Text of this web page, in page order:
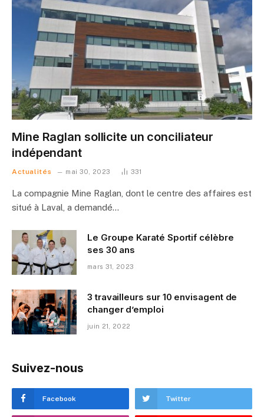
Mine Raglan sollicite un conciliateur
indépendant
Actualités mai 30, 2023 331
La compagnie Mine Raglan, dont le centre des affaires est
situé à Laval, a demandé…
Le Groupe Karaté Sportif célèbre
ses 30 ans
mars 31, 2023
3 travailleurs sur 10 envisagent de
changer d’emploi
juin 21, 2022
Suivez-nous
Facebook Twitter